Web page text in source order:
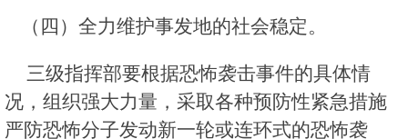
（四）全力维护事发地的社会稳定。
三级指挥部要根据恐怖袭击事件的具体情
况，组织强大力量，采取各种预防性紧急措施
严防恐怖分子发动新一轮或连环式的恐怖袭